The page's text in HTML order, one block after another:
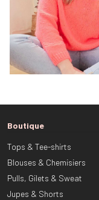
Boutique
Tops & Tee-shirts
Blouses & Chemisiers
Pulls, Gilets & Sweat
Jupes & Shorts